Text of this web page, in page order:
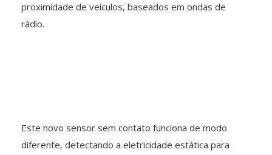
proximidade de veículos, baseados em ondas de
rádio.
Este novo sensor sem contato funciona de modo
diferente, detectando a eletricidade estática para